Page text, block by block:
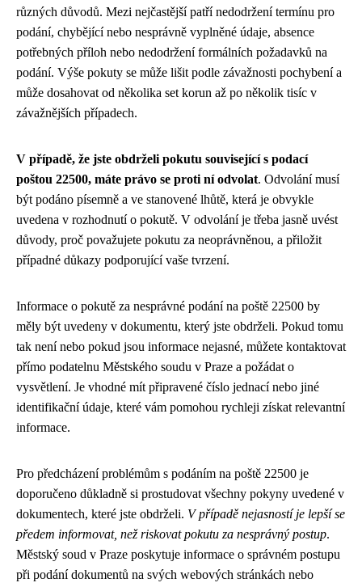
různých důvodů. Mezi nejčastější patří nedodržení termínu pro
podání, chybějící nebo nesprávně vyplněné údaje, absence
potřebných příloh nebo nedodržení formálních požadavků na
podání. Výše pokuty se může lišit podle závažnosti pochybení a
může dosahovat od několika set korun až po několik tisíc v
závažnějších případech.
V případě, že jste obdrželi pokutu související s podací
poštou 22500, máte právo se proti ní odvolat. Odvolání musí
být podáno písemně a ve stanovené lhůtě, která je obvykle
uvedena v rozhodnutí o pokutě. V odvolání je třeba jasně uvést
důvody, proč považujete pokutu za neoprávněnou, a přiložit
případné důkazy podporující vaše tvrzení.
Informace o pokutě za nesprávné podání na poště 22500 by
měly být uvedeny v dokumentu, který jste obdrželi. Pokud tomu
tak není nebo pokud jsou informace nejasné, můžete kontaktovat
přímo podatelnu Městského soudu v Praze a požádat o
vysvětlení. Je vhodné mít připravené číslo jednací nebo jiné
identifikační údaje, které vám pomohou rychleji získat relevantní
informace.
Pro předcházení problémům s podáním na poště 22500 je
doporučeno důkladně si prostudovat všechny pokyny uvedené v
dokumentech, které jste obdrželi. V případě nejasností je lepší se
předem informovat, než riskovat pokutu za nesprávný postup.
Městský soud v Praze poskytuje informace o správném postupu
při podání dokumentů na svých webových stránkách nebo